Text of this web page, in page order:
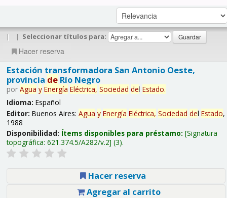
| | Seleccionar títulos para:
Hacer reserva
Estación transformadora San Antonio Oeste,
provincia deRío Negro
por Agua y Energía Eléctrica, Sociedad del Estado.
Idioma: Español
Editor: Buenos Aires: Agua y Energía Eléctrica, Sociedad del Estado,
1988
Disponibilidad: Ítems disponibles para préstamo: Signatura
topográfica: 621.374.5/A282/v.2 (3).
Hacer reserva
Agregar al carrito